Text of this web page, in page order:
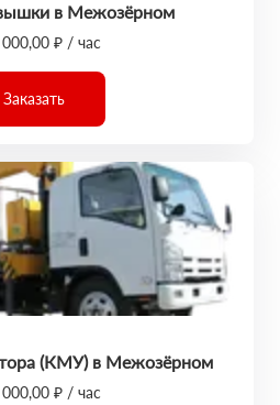
в Межозёрном
₽ / час
Заказать
(КМУ) в Межозёрном
₽ / час